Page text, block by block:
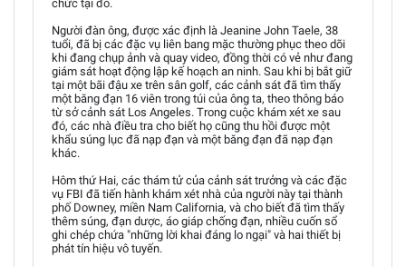
chức tại đó.
Người đàn ông, được xác định là Jeanine John Taele, 38
tuổi, đã bị các đặc vụ liên bang mặc thường phục theo dõi
khi đang chụp ảnh và quay video, đồng thời có vẻ như đang
giám sát hoạt động lập kế hoạch an ninh. Sau khi bị bắt giữ
tại một bãi đậu xe trên sân golf, các cảnh sát đã tìm thấy
một băng đạn 16 viên trong túi của ông ta, theo thông báo
từ sở cảnh sát Los Angeles. Trong cuộc khám xét xe sau
đó, các nhà điều tra cho biết họ cũng thu hồi được một
khẩu súng lục đã nạp đạn và một băng đạn đã nạp đạn
khác.
Hôm thứ Hai, các thám tử của cảnh sát trưởng và các đặc
vụ FBI đã tiến hành khám xét nhà của người này tại thành
phố Downey, miền Nam California, và cho biết đã tìm thấy
thêm súng, đạn dược, áo giáp chống đạn, nhiều cuốn sổ
ghi chép chứa "những lời khai đáng lo ngại" và hai thiết bị
phát tín hiệu vô tuyến.